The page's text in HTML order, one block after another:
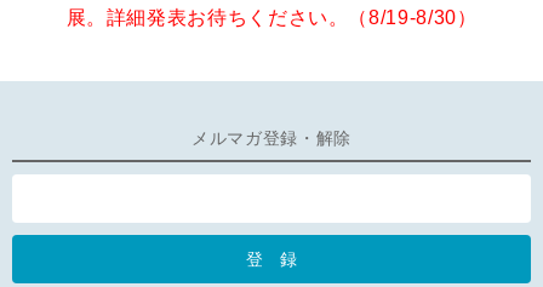
展。詳細発表お待ちください。（8/19-8/30）
メルマガ登録・解除